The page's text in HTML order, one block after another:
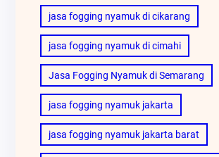
jasa fogging nyamuk di cikarang
jasa fogging nyamuk di cimahi
Jasa Fogging Nyamuk di Semarang
jasa fogging nyamuk jakarta
jasa fogging nyamuk jakarta barat